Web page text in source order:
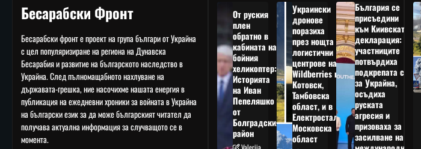
Бесарабски Фронт
Бесарабски фронт е проект на група българи от Украйна
с цел популяризиране на региона на Дунавска
Бесарабия и развитие на българското наследство в
Украйна. След пълномащабното нахлуване на
държавата-грешка, ние насочихме нашата енергия в
публикация на ежедневни хроники за войната в Украйна
на български език за да може българският читател да
получава актуална информация за случващото се в
момента.
От руския
плен
обратно в
кабината на
бойния
хеликоптер:
Историята
на Иван
Пепеляшко
от
Болградския
район
Украински
дронове
поразиха
през нощта
логистични
центрове на
Wildberries в
Котовск,
Тамбовска
област, и в
Електростал,
Московска
област
България се
присъедини
към Киивската
декларация:
участниците
потвърдиха
подкрепата си
за Украйна,
осъдиха
руската
агресия и
призоваха за
засилване на